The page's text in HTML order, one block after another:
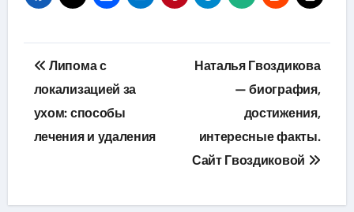
Навигация
по
записям
Липома с
локализацией за
ухом: способы
лечения и удаления
Наталья Гвоздикова
— биография,
достижения,
интересные факты.
Сайт Гвоздиковой